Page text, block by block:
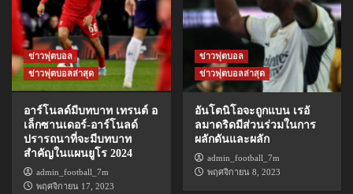
ข่าวฟุตบอล
ข่าวฟุตบอลล่าสุด
อาร์โนลด์มีบทบาท เทรนต์ อ
เล็กซานเดอร์-อาร์โนลด์
ปรารถนาที่จะมีบทบาท
สำคัญในแผนยูโร 2024
admin_football_7m
พฤศจิกายน 17, 2023
ข่าวฟุตบอล
ข่าวฟุตบอลล่าสุด
อันโตนิโอจะถูกแบน เรอั
ลมาดริดมีส่วนร่วมในการ
ผลักดันและผลัก
admin_football_7m
พฤศจิกายน 8, 2023